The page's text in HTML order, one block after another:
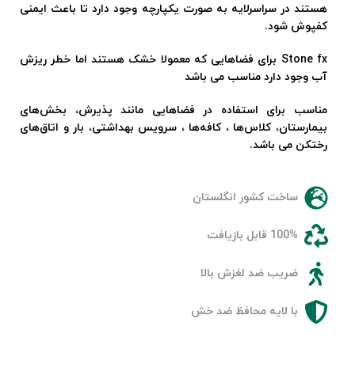
هستند در سراسرلایه به صورت یکپارچه وجود دارد تا باعث ایمنی
کفپوش شود.
Stone fx برای فضاهایی که معمولا خشک هستند اما خطر ریزش
آب وجود دارد مناسب می باشد
مناسب برای استفاده در فضاهایی مانند پذیرش، بخش‌های
بیمارستان، کلاس‌ها ، کافه‌ها ، سرویس بهداشتی، بار و اتاق‌های
رختکن می باشد.
ساخت کشور انگلستان
100% قابل بازیافت
ضریب ضد لغزش بالا
با لایه محافظ ضد خش